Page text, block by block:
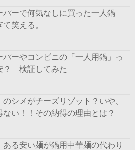
パーで何気なしに買った一人鍋
笑える。
パーやコンビニの「一人用鍋」っ
？ 検証してみた
のシメがチーズリゾット？いや、
い！！その納得の理由とは？
ある安い麺が鍋用中華麺の代わり